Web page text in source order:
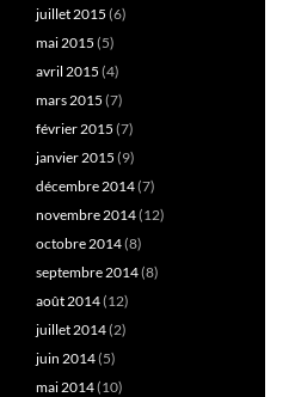
juillet 2015 (6)
mai 2015 (5)
avril 2015 (4)
mars 2015 (7)
février 2015 (7)
janvier 2015 (9)
décembre 2014(7)
novembre 2014(12)
octobre 2014(8)
septembre 2014(8)
août 2014(12)
juillet 2014(2)
juin 2014(5)
mai 2014(10)